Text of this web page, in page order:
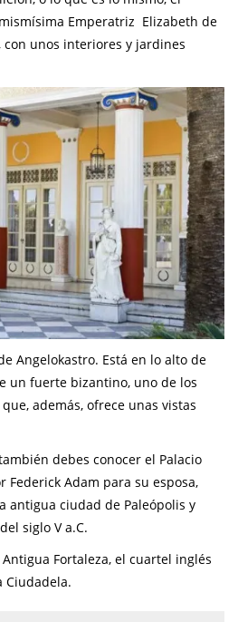
Emperatriz Elizabeth de
con unos interiores y jardines
Angelokastro. Está en lo alto de
un fuerte bizantino, uno de los
además, ofrece unas vistas
debes conocer el Palacio
Federick Adam para su esposa,
antigua ciudad de Paleópolis y
siglo V a.C.
Fortaleza, el cuartel inglés
Ciudadela.